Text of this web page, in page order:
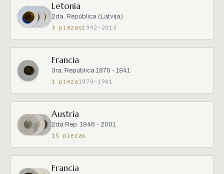
Letonia
2da. República (Latvija)
3 piezas1992–2013
Francia
3ra. República 1870 - 1941
1 pieza1870–1941
Austria
2da Rep. 1946 - 2001
15 piezas
Francia